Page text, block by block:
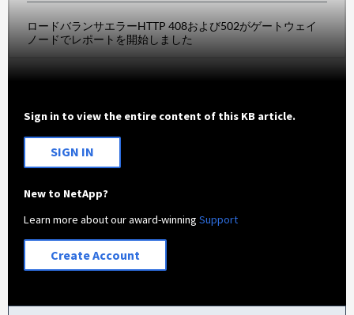
ロードバランサエラーHTTP 408および502がゲートウェイ
ノードでレポートを開始しました
Sign in to view the entire content of this KB article.
SIGN IN
New to NetApp?
Learn more about our award-winningSupport
Create Account